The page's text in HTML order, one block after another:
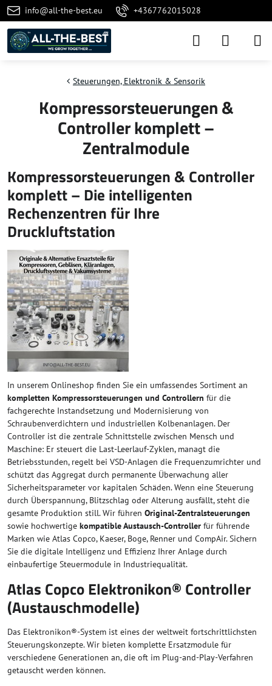
info@all-the-best.eu +4367762015028
Steuerungen, Elektronik & Sensorik
Kompressorsteuerungen &
Controller komplett –
Zentralmodule
Kompressorsteuerungen & Controller
komplett – Die intelligenten
Rechenzentren für Ihre
Druckluftstation
In unserem Onlineshop finden Sie ein umfassendes Sortiment an
kompletten Kompressorsteuerungen und Controllern für die
fachgerechte Instandsetzung und Modernisierung von
Schraubenverdichtern und industriellen Kolbenanlagen. Der
Controller ist die zentrale Schnittstelle zwischen Mensch und
Maschine: Er steuert die Last-Leerlauf-Zyklen, managt die
Betriebsstunden, regelt bei VSD-Anlagen die Frequenzumrichter und
schützt das Aggregat durch permanente Überwachung aller
Sicherheitsparameter vor kapitalen Schäden. Wenn eine Steuerung
durch Überspannung, Blitzschlag oder Alterung ausfällt, steht die
gesamte Produktion still. Wir führen Original-Zentralsteuerungen
sowie hochwertige kompatible Austausch-Controller für führende
Marken wie Atlas Copco, Kaeser, Boge, Renner und CompAir. Sichern
Sie die digitale Intelligenz und Effizienz Ihrer Anlage durch
einbaufertige Steuermodule in Industriequalität.
Atlas Copco Elektronikon® Controller
(Austauschmodelle)
Das Elektronikon®-System ist eines der weltweit fortschrittlichsten
Steuerungskonzepte. Wir bieten komplette Ersatzmodule für
verschiedene Generationen an, die oft im Plug-and-Play-Verfahren
getauscht werden können.